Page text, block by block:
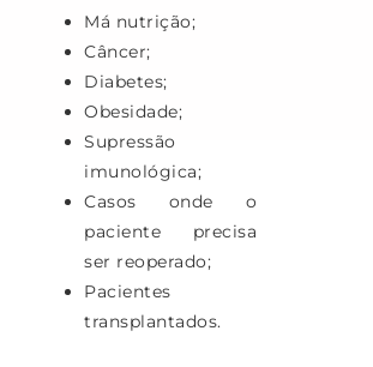
Má nutrição;
Câncer;
Diabetes;
Obesidade;
Supressão
imunológica;
Casos onde o
paciente precisa
ser reoperado;
Pacientes
transplantados.